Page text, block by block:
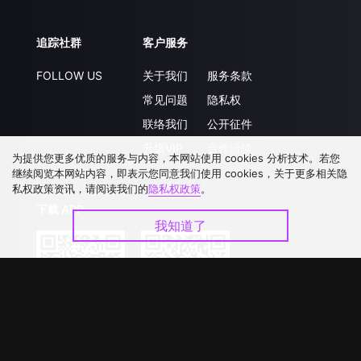
追踪社群
FOLLOW US
客户服务
关于我们
常见问题
联络我们
服务条款
隐私权
公开征件
下载 APP
为提供您更多优质的服务与内容，本网站使用 cookies 分析技术。若您
继续阅览本网站内容，即表示您同意我们使用 cookies，关于更多相关隐
私权政策资讯，请阅读我们的隐私权政策。
我知道了